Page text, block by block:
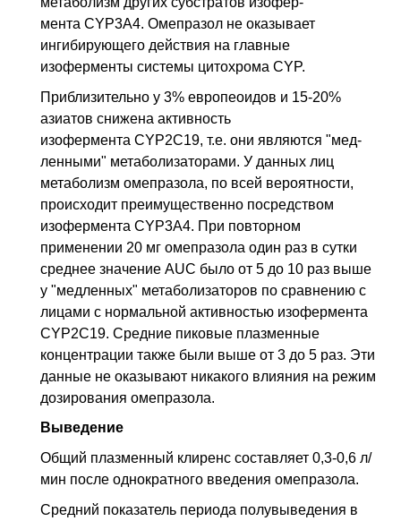
мента CYP3A4. Омепразол не оказывает
ингибирующего действия на главные
изоферменты системы цитохрома CYP.
Приблизительно у 3% европеоидов и 15-20%
азиатов снижена активность
изофермента CYP2C19, т.е. они являются "мед­
ленными" метаболизаторами. У данных лиц
метаболизм омепразола, по всей ве­роятности,
происходит преимущественно посредством
изофермента CYP3A4. При повторном
применении 20 мг омепразола один раз в сутки
среднее значение AUC было от 5 до 10 раз выше
у "медленных" метаболизаторов по сравнению с
лицами с нормальной активностью изофермента
CYP2C19. Средние пиковые плазменные
концентрации также были выше от 3 до 5 раз. Эти
данные не оказывают никакого влияния на режим
дозирования омепразола.
Выведение
Общий плазменный клиренс составляет 0,3-0,6 л/
мин после однократного введе­ния омепразола.
Средний показатель периода полувыведения в